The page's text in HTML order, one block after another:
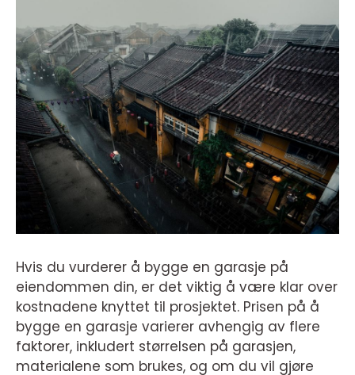
Hvis du vurderer å bygge en garasje på
eiendommen din, er det viktig å være klar over
kostnadene knyttet til prosjektet. Prisen på å
bygge en garasje varierer avhengig av flere
faktorer, inkludert størrelsen på garasjen,
materialene som brukes, og om du vil gjøre